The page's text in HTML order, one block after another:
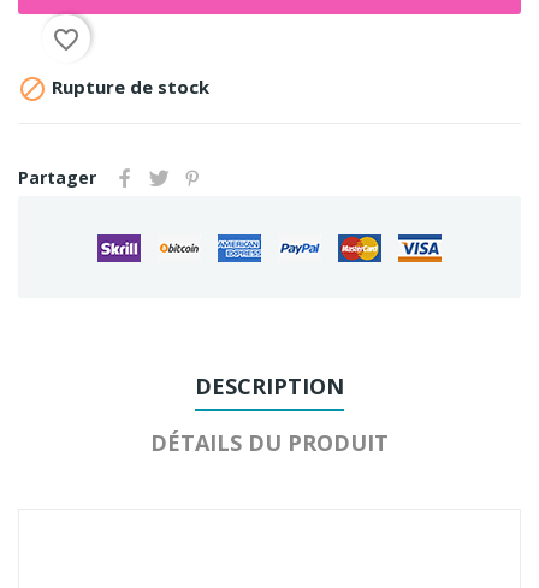
favorite_border
 Rupture de stock
Partager
DESCRIPTION
DÉTAILS DU PRODUIT